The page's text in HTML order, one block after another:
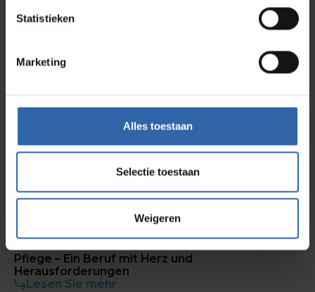
Statistieken
Marketing
Alles toestaan
Selectie toestaan
Weigeren
aanpakken en personeelsbehoud kunt versterken?
keuzeen ontdek hoe inzicht in drijfveren helpt om
een werkomgeving te creëren waarin
Was macht Teamarbeit im Sport so besonders
Pflege – Ein Beruf mit Herz und
Herausforderungen
Lesen Sie mehr